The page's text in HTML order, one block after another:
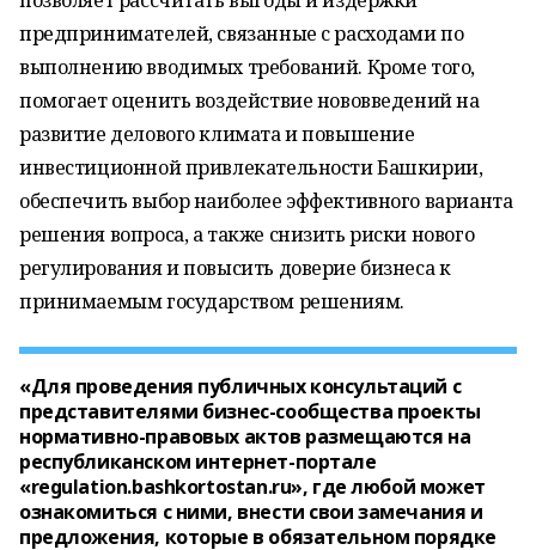
предпринимателей, связанные с расходами по
выполнению вводимых требований. Кроме того,
помогает оценить воздействие нововведений на
развитие делового климата и повышение
инвестиционной привлекательности Башкирии,
обеспечить выбор наиболее эффективного варианта
решения вопроса, а также снизить риски нового
регулирования и повысить доверие бизнеса к
принимаемым государством решениям.
«Для проведения публичных консультаций с
представителями бизнес-сообщества проекты
нормативно-правовых актов размещаются на
республиканском интернет-портале
«regulation.bashkortostan.ru», где любой может
ознакомиться с ними, внести свои замечания и
предложения, которые в обязательном порядке